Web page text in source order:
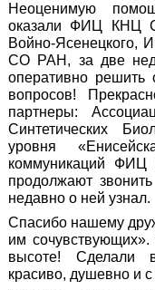
Неоценимую
оказали ФИЦ КНЦ
Войно-Ясенецкого,
СО РАН, за две
оперативно решить
вопросов!
партнеры:
Синтетических
уровня
коммуникаций
продолжают
недавно о ней узнал.
Спасибо нашему
им сочувствующих».
высоте! Сделали
красиво, душевно и